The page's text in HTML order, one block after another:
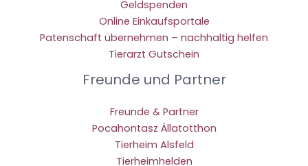
Geldspenden
Online Einkaufsportale
Patenschaft übernehmen – nachhaltig helfen
Tierarzt Gutschein
Freunde und Partner
Freunde & Partner
Pocahontasz Állatotthon
Tierheim Alsfeld
Tierheimhelden